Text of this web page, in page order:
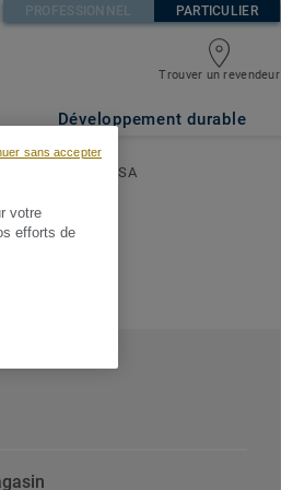
PROFESSIONNEL PARTICULIER
Trouver un revendeur
Développement durable
BRICOLAGE SA
votre
efforts de
sans accepter